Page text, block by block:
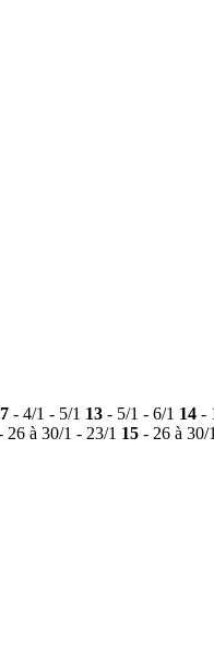
- 4/1 - 5/1 13 - 5/1 - 6/1 14 -
26 à 30/1 - 23/1 15 - 26 à 30/